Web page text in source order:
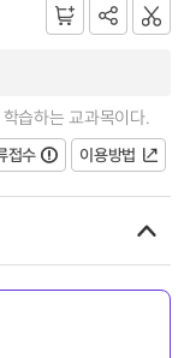
습하는 교과목이다.
접수
이용방법